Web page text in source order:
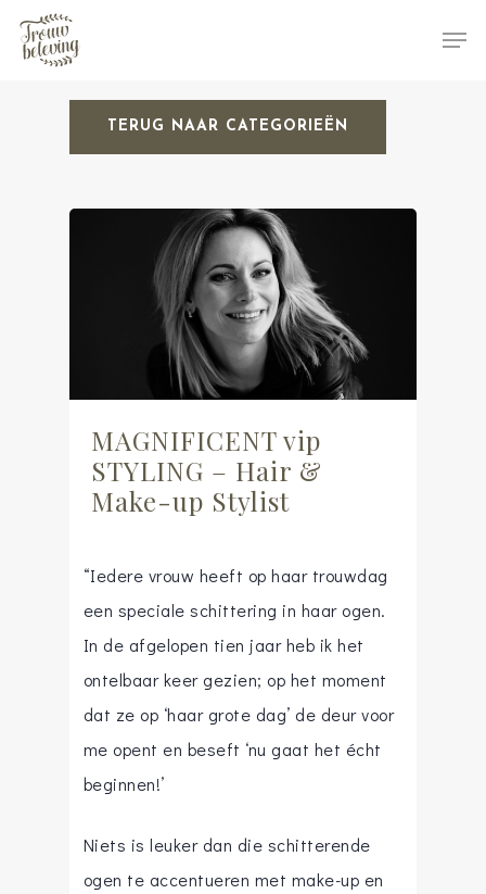
Hit enter to search or ESC to close
TERUG NAAR CATEGORIEËN
MAGNIFICENT vip
STYLING – Hair &
Make-up Stylist
“Iedere vrouw heeft op haar trouwdag
een speciale schittering in haar ogen.
In de afgelopen tien jaar heb ik het
ontelbaar keer gezien; op het moment
dat ze op ‘haar grote dag’ de deur voor
me opent en beseft ‘nu gaat het écht
beginnen!’
Niets is leuker dan die schitterende
ogen te accentueren met make-up en